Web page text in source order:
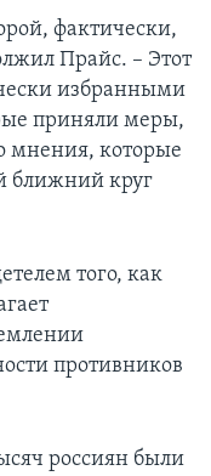
фактически,
Прайс. – Этот
избранными
приняли меры,
мнения, которые
ближний круг
того, как
противников
россиян были